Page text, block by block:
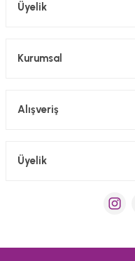
Üyelik
Kurumsal
Alışveriş
Üyelik